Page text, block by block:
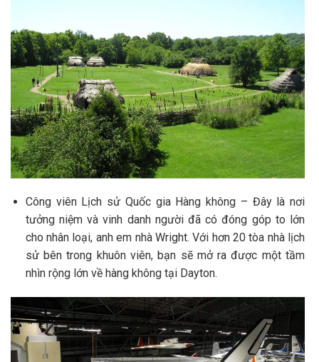
Công viên Lịch sử Quốc gia Hàng không – Đây là nơi
tưởng niệm và vinh danh người đã có đóng góp to lớn
cho nhân loại, anh em nhà Wright. Với hơn 20 tòa nhà lịch
sử bên trong khuôn viên, bạn sẽ mở ra được một tầm
nhìn rộng lớn về hàng không tại Dayton.